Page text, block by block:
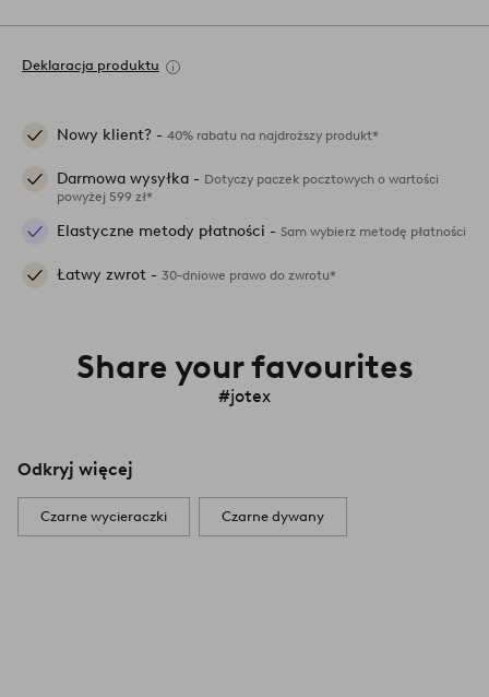
Deklaracja produktu
Nowy klient? - 40% rabatu na najdroższy produkt*
Darmowa wysyłka - Dotyczy paczek pocztowych o wartości
powyżej 599 zł*
Elastyczne metody płatności - Sam wybierz metodę płatności
Łatwy zwrot - 30-dniowe prawo do zwrotu*
Share your favourites
#jotex
Odkryj więcej
Czarne wycieraczki Czarne dywany